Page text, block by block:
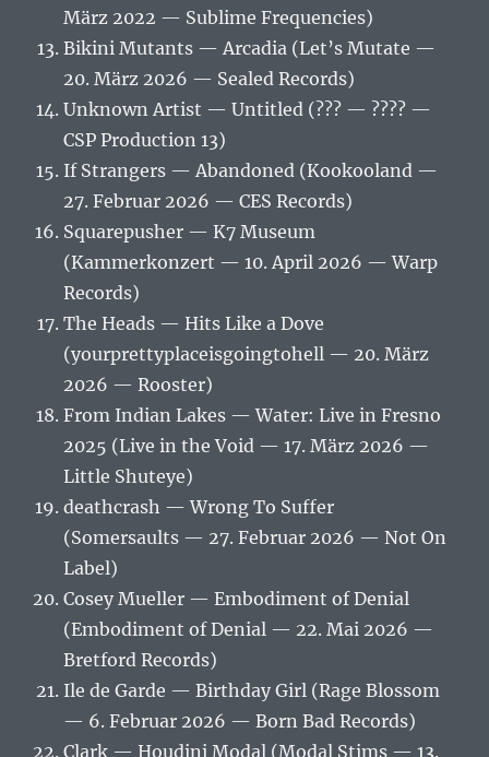
März 2022 — Sublime Frequencies)
Bikini Mutants — Arcadia (Let’s Mutate —
20. März 2026 — Sealed Records)
Unknown Artist — Untitled (??? — ???? —
CSP Production 13)
If Strangers — Abandoned (Kookooland —
27. Februar 2026 — CES Records)
Squarepusher — K7 Museum
(Kammerkonzert — 10. April 2026 — Warp
Records)
The Heads — Hits Like a Dove
(yourprettyplaceisgoingtohell — 20. März
2026 — Rooster)
From Indian Lakes — Water: Live in Fresno
2025 (Live in the Void — 17. März 2026 —
Little Shuteye)
deathcrash — Wrong To Suffer
(Somersaults — 27. Februar 2026 — Not On
Label)
Cosey Mueller — Embodiment of Denial
(Embodiment of Denial — 22. Mai 2026 —
Bretford Records)
Ile de Garde — Birthday Girl (Rage Blossom
— 6. Februar 2026 — Born Bad Records)
Clark — Houdini Modal (Modal Stims — 13.